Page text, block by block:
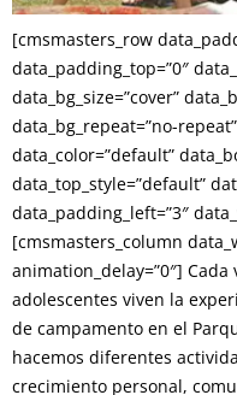
[cmsmasters_row
data_padding_top=”0″
data_bg_size=”cover”
data_bg_repeat=”no-
data_color=”default”
data_top_style=”default”
data_padding_left=”3″
[cmsmasters_column
animation_delay=”0″]
adolescentes viven la
de campamento en el
hacemos diferentes
crecimiento personal,